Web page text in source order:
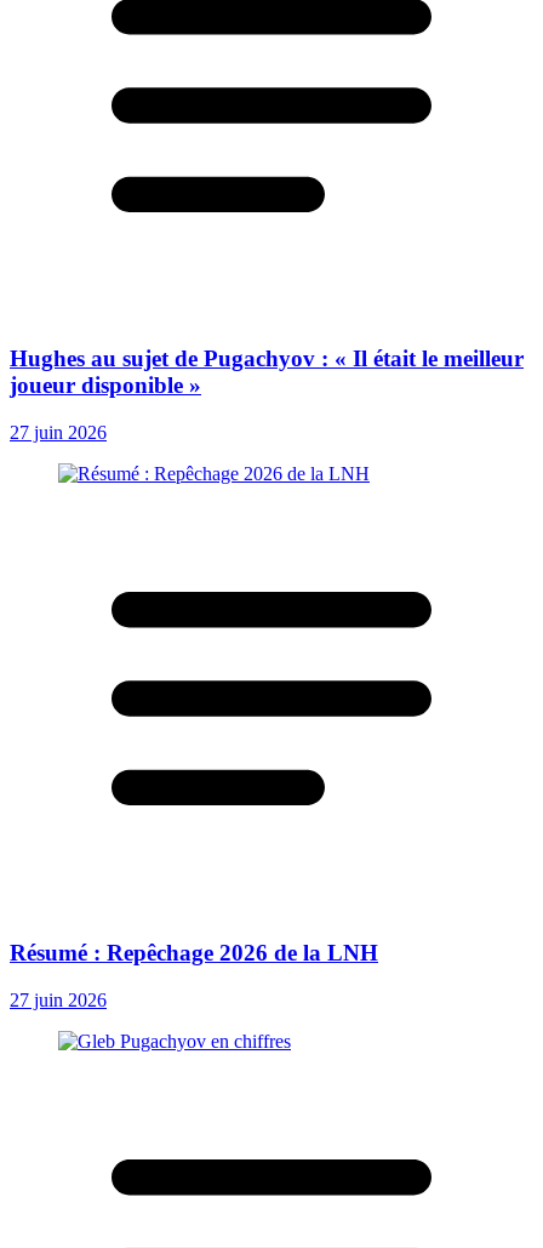
Hughes au sujet de Pugachyov : « Il était le meilleur
joueur disponible »
27 juin 2026
Résumé : Repêchage 2026 de la LNH
27 juin 2026